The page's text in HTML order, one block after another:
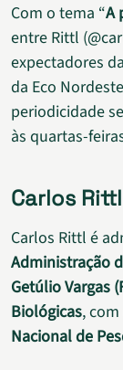
Com o tema “A
entre Rittl
expectadores
da Eco
periodicidade
às quartas-
Carlos Rittl
Carlos Rittl é
Administração
Getúlio Vargas
Biológicas,
Nacional de